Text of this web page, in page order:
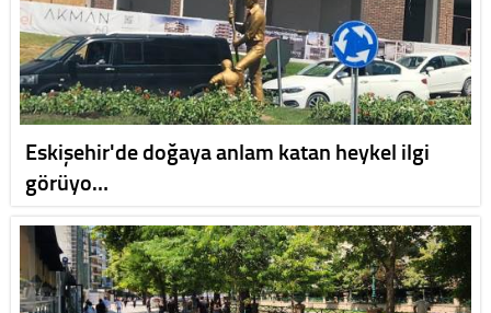
Eskişehir'de doğaya anlam katan heykel ilgi
görüyo…